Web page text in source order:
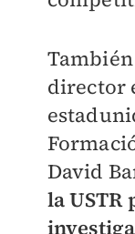
director
David
la